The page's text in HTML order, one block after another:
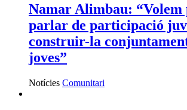
Namar Alimbau: “Volem
parlar de participació
construir-la
joves”
Notícies Comunitari